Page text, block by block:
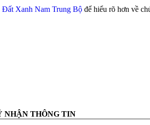
Đất Xanh Nam Trung Bộđể hiểu rõ hơn về
NHẬN THÔNG TIN